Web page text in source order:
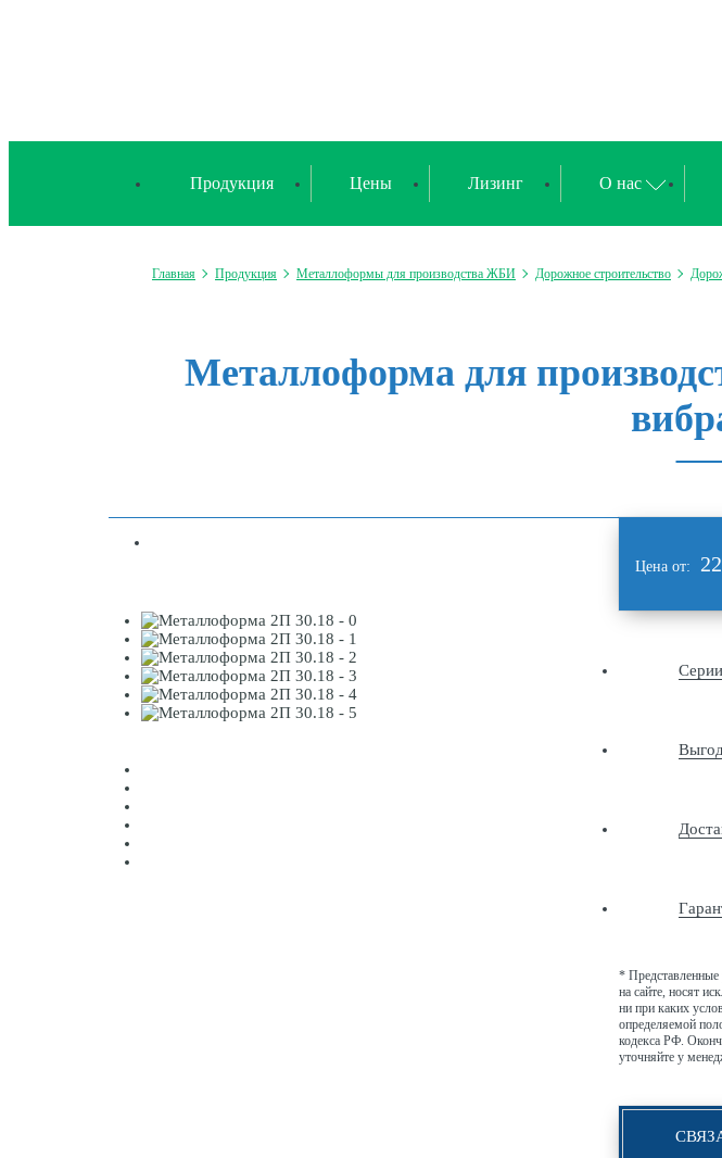
Продукция Цены Лизинг О нас
Главная Продукция Металлоформы для производства ЖБИ Дорожное строительство
Металлоформа для
Цена от:
*
на сайте, носят
ни при каких
определяемой
кодекса РФ.
уточняйте у